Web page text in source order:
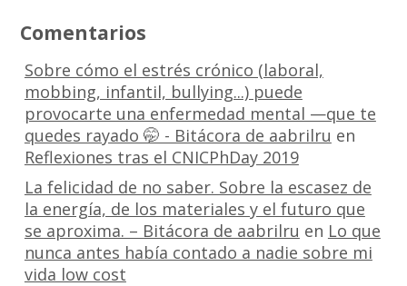
Comentarios
Sobre cómo el estrés crónico (laboral,
mobbing, infantil, bullying...) puede
provocarte una enfermedad mental —que te
quedes rayado 🤭 - Bitácora de aabrilru en
Reflexiones tras el CNICPhDay 2019
La felicidad de no saber. Sobre la escasez de
la energía, de los materiales y el futuro que
se aproxima. – Bitácora de aabrilru en Lo que
nunca antes había contado a nadie sobre mi
vida low cost